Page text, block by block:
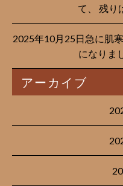
て、 残り
2025年10月25日急に肌
になりま
アーカイブ